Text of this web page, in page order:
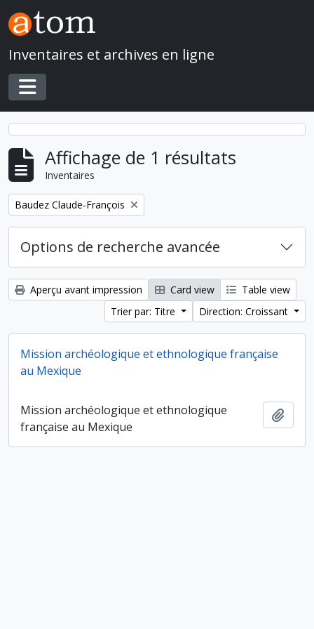
Skip to main content
Inventaires et archives en ligne
Toggle navigation
Affichage de 1 résultats
Inventaires
Remove filter:
Baudez Claude-François
Options de recherche avancée
Aperçu avant impression Card view
Table view
Trier par: Titre
Direction: Croissant
Mission archéologique et ethnologique française
au Mexique
Mission archéologique et ethnologique
française au Mexique